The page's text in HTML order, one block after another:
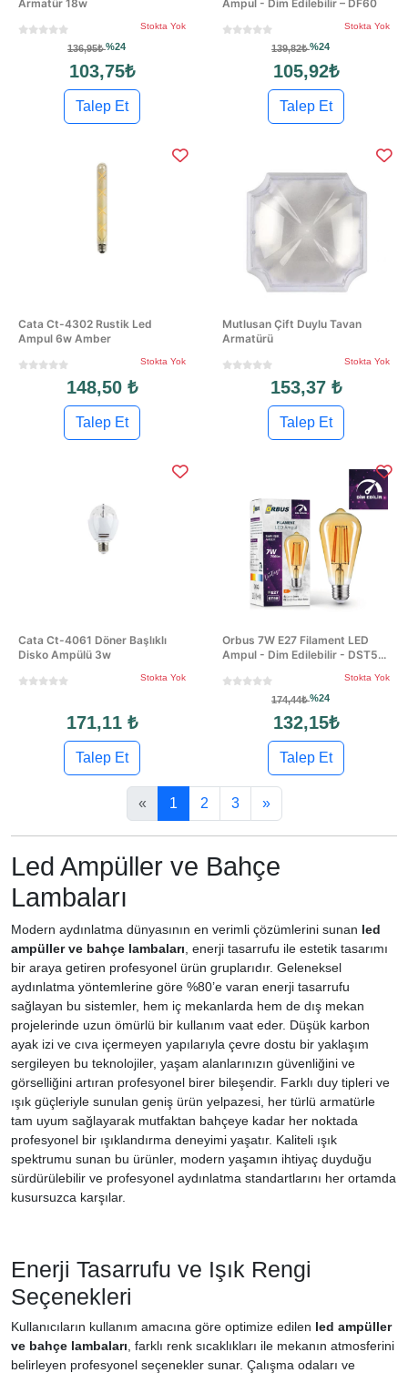
Armatür 18w
Stokta Yok
136,95₺%24
103,75₺
Talep Et
Ampul - Dim Edilebilir – DF60
Stokta Yok
139,82₺%24
105,92₺
Talep Et
Cata Ct-4302 Rustik Led
Ampul 6w Amber
Stokta Yok
148,50 ₺
Talep Et
Mutlusan Çift Duylu Tavan
Armatürü
Stokta Yok
153,37 ₺
Talep Et
Cata Ct-4061 Döner Başlıklı
Disko Ampülü 3w
Stokta Yok
171,11 ₺
Talep Et
Orbus 7W E27 Filament LED
Ampul - Dim Edilebilir - DST5...
Stokta Yok
174,44₺%24
132,15₺
Talep Et
« 1 2 3 »
Led Ampüller ve Bahçe
Lambaları
Modern aydınlatma dünyasının en verimli çözümlerini sunan led
ampüller ve bahçe lambaları , enerji tasarrufu ile estetik tasarımı
bir araya getiren profesyonel ürün gruplarıdır. Geleneksel
aydınlatma yöntemlerine göre %80’e varan enerji tasarrufu
sağlayan bu sistemler, hem iç mekanlarda hem de dış mekan
projelerinde uzun ömürlü bir kullanım vaat eder. Düşük karbon
ayak izi ve cıva içermeyen yapılarıyla çevre dostu bir yaklaşım
sergileyen bu teknolojiler, yaşam alanlarınızın güvenliğini ve
görselliğini artıran profesyonel birer bileşendir. Farklı duy tipleri ve
ışık güçleriyle sunulan geniş ürün yelpazesi, her türlü armatürle
tam uyum sağlayarak mutfaktan bahçeye kadar her noktada
profesyonel bir ışıklandırma deneyimi yaşatır. Kaliteli ışık
spektrumu sunan bu ürünler, modern yaşamın ihtiyaç duyduğu
sürdürülebilir ve profesyonel aydınlatma standartlarını her ortamda
kusursuzca karşılar.
Enerji Tasarrufu ve Işık Rengi
Seçenekleri
Kullanıcıların kullanım amacına göre optimize edilen led ampüller
ve bahçe lambaları , farklı renk sıcaklıkları ile mekanın atmosferini
belirleyen profesyonel seçenekler sunar. Çalışma odaları ve